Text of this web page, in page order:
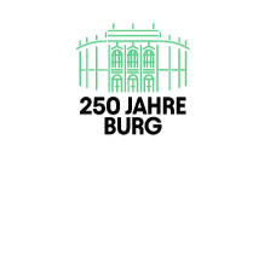
Direkt zum Inhalt